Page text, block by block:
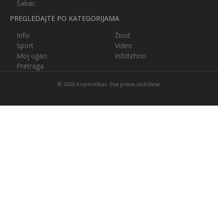
Šabac
PREGLEDAJTE PO KATEGORIJAMA
Info
Život
Sport
Video
Moj ugao
Infotehno
Pretraga
© 2026 Kopernikus. Sva prava zadržana.